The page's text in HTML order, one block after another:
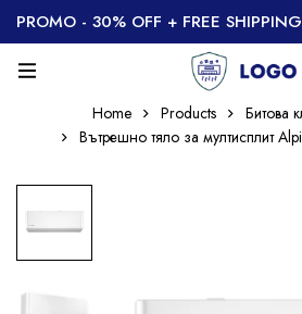
PROMO - 30% OFF + FREE SHIPPING
Home Products
Битова
Вътрешно тяло за мултисплит